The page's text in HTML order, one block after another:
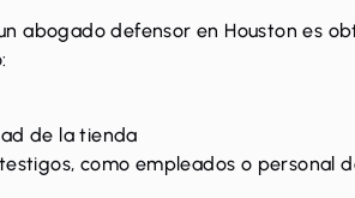
abogado defensor en Houston es
de la tienda
como empleados o personal